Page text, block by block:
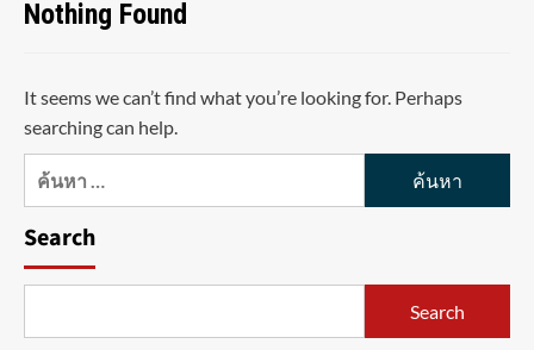
Nothing Found
It seems we can’t find what you’re looking for. Perhaps
searching can help.
ค้นหา
Search
Search